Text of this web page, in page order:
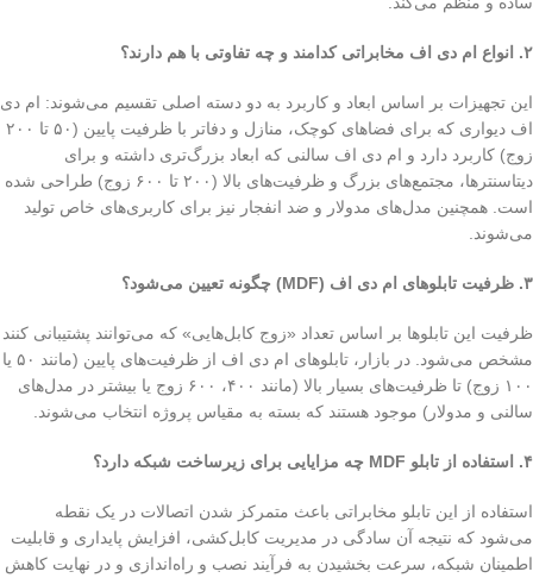
۲. انواع ام دی اف مخابراتی کدامند و چه تفاوتی با هم دارند؟
این تجهیزات بر اساس ابعاد و کاربرد به دو دسته اصلی تقسیم می‌شوند: ام دی
اف دیواری که برای فضاهای کوچک، منازل و دفاتر با ظرفیت پایین (۵۰ تا ۲۰۰
زوج) کاربرد دارد و ام دی اف سالنی که ابعاد بزرگ‌تری داشته و برای
دیتاسنترها، مجتمع‌های بزرگ و ظرفیت‌های بالا (۲۰۰ تا ۶۰۰ زوج) طراحی شده
است. همچنین مدل‌های مدولار و ضد انفجار نیز برای کاربری‌های خاص تولید
می‌شوند.
۳. ظرفیت تابلوهای ام دی اف (MDF) چگونه تعیین می‌شود؟
ظرفیت این تابلوها بر اساس تعداد «زوج کابل‌هایی» که می‌توانند پشتیبانی کنند
مشخص می‌شود. در بازار، تابلوهای ام دی اف از ظرفیت‌های پایین (مانند ۵۰ یا
۱۰۰ زوج) تا ظرفیت‌های بسیار بالا (مانند ۴۰۰، ۶۰۰ زوج یا بیشتر در مدل‌های
سالنی و مدولار) موجود هستند که بسته به مقیاس پروژه انتخاب می‌شوند.
۴. استفاده از تابلو MDF چه مزایایی برای زیرساخت شبکه دارد؟
استفاده از این تابلو مخابراتی باعث متمرکز شدن اتصالات در یک نقطه
می‌شود که نتیجه آن سادگی در مدیریت کابل‌کشی، افزایش پایداری و قابلیت
اطمینان شبکه، سرعت بخشیدن به فرآیند نصب و راه‌اندازی و در نهایت کاهش